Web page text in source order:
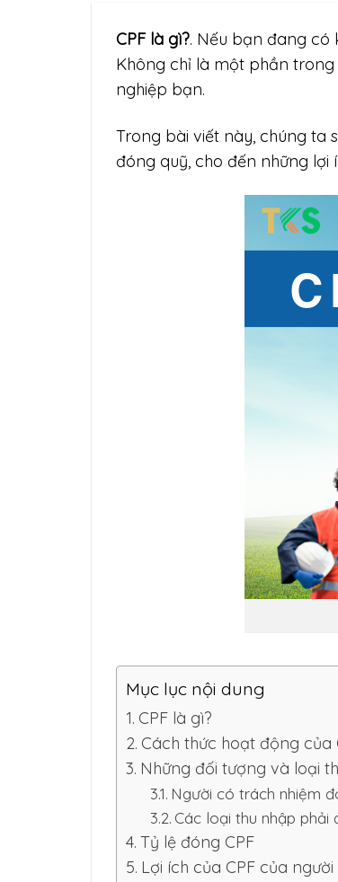
CPF là gì?. Nếu bạn đang có
Không chỉ là một phần trong
nghiệp bạn.
Trong bài viết này, chúng ta
đóng quỹ, cho đến những lợi
Mục lục nội dung
CPF là gì?
Cách thức hoạt động của
Những đối tượng và loại
Người có trách nhiệm
Các loại thu nhập phải
Tỷ lệ đóng CPF
Lợi ích của CPF của